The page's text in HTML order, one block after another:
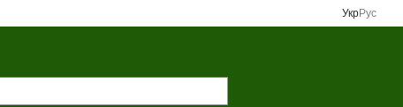
УкрРус